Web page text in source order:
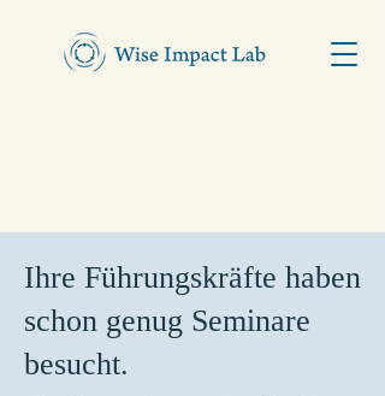
Ihre Führungskräfte haben
schon genug Seminare
besucht.